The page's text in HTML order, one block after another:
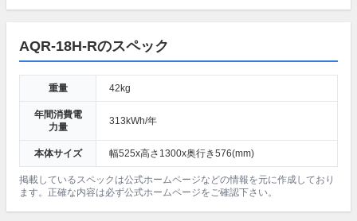
AQR-18H-Rのスペック
重量 42kg
年間消費電
力量
313kWh/年
本体サイズ 幅525x高さ1300x奥行き576(mm)
掲載しているスペックは公式ホームページなどの情報を元に作成しており
ます。正確な内容は必ず公式ホームページをご確認下さい。